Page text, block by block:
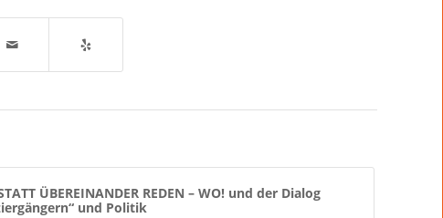
ÜBEREINANDER REDEN – WO! und der Dialog
und Politik